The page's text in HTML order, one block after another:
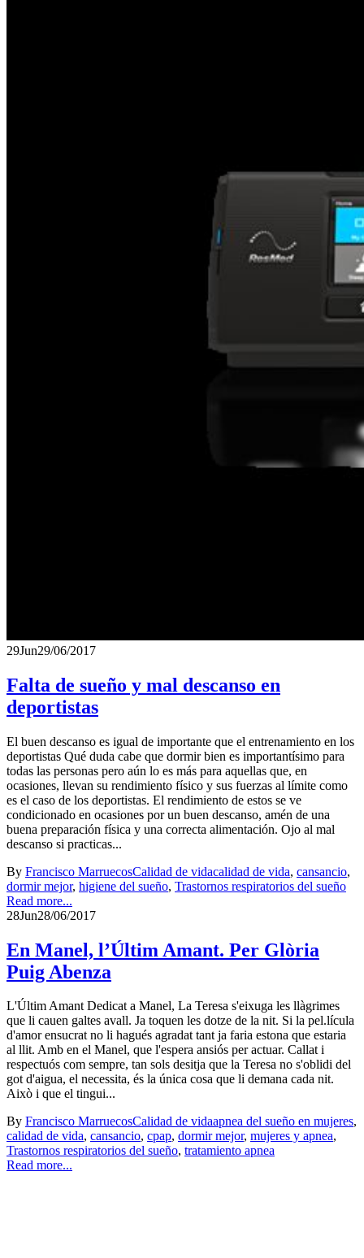
29Jun29/06/2017
Falta de sueño y mal descanso en
deportistas
El buen descanso es igual de importante que el entrenamiento en los
deportistas Qué duda cabe que dormir bien es importantísimo para
todas las personas pero aún lo es más para aquellas que, en
ocasiones, llevan su rendimiento físico y sus fuerzas al límite como
es el caso de los deportistas. El rendimiento de estos se ve
condicionado en ocasiones por un buen descanso, amén de una
buena preparación física y una correcta alimentación. Ojo al mal
descanso si practicas...
By Francisco MarruecosCalidad de vidacalidad de vida, cansancio,
dormir mejor, higiene del sueño, Trastornos respiratorios del sueño
Read more...
28Jun28/06/2017
En Manel, l’Últim Amant. Per Glòria
Puig Abenza
L'Últim Amant Dedicat a Manel, La Teresa s'eixuga les llàgrimes
que li cauen galtes avall. Ja toquen les dotze de la nit. Si la pel.lícula
d'amor ensucrat no li hagués agradat tant ja faria estona que estaria
al llit. Amb en el Manel, que l'espera ansiós per actuar. Callat i
respectuós com sempre, tan sols desitja que la Teresa no s'oblidi del
got d'aigua, el necessita, és la única cosa que li demana cada nit.
Això i que el tingui...
By Francisco MarruecosCalidad de vidaapnea del sueño en mujeres,
calidad de vida, cansancio, cpap, dormir mejor, mujeres y apnea,
Trastornos respiratorios del sueño, tratamiento apnea
Read more...